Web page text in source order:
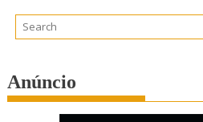
Anúncio